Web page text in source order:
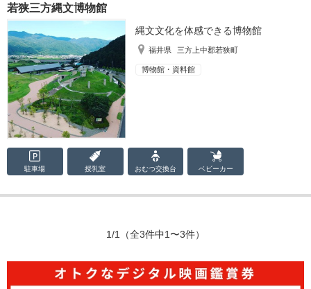
若狭三方縄文博物館
縄文文化を体感できる博物館
福井県 三方上中郡若狭町
博物館・資料館
駐車場 授乳室 おむつ交換台 ベビーカー
1/1 （全3件中1〜3件）